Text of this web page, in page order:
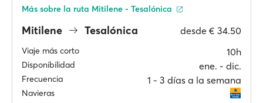
Mitilene Tesalónica desde € 34.50
Viaje más corto 10h
Disponibilidad ene. ‐ dic.
Frecuencia 1 ‐ 3 días a la semana
Navieras
Más sobre la ruta Mitilene - Tesalónica